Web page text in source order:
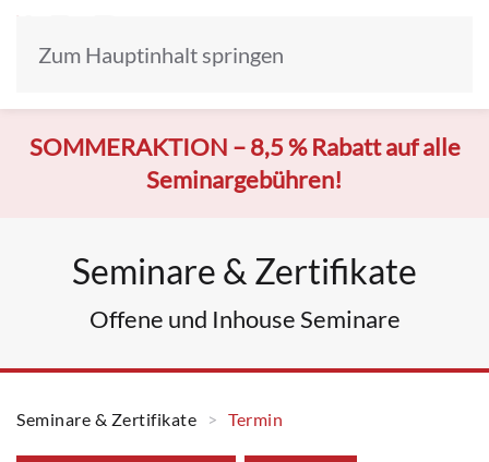
Zum Hauptinhalt springen
SOMMERAKTION –8,5 % Rabatt auf alle
Seminargebühren!
Seminare & Zertifikate
Offene und Inhouse Seminare
Seminare & Zertifikate Termin